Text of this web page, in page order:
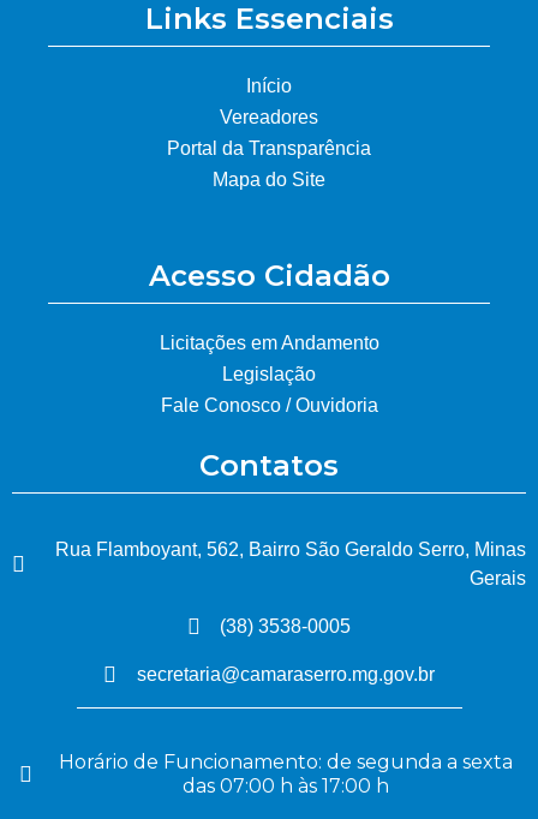
Links Essenciais
Início
Vereadores
Portal da Transparência
Mapa do Site
Acesso Cidadão
Licitações em Andamento
Legislação
Fale Conosco / Ouvidoria
Contatos
Rua Flamboyant, 562, Bairro São Geraldo Serro, Minas
Gerais
(38) 3538-0005
secretaria@camaraserro.mg.gov.br
Horário de Funcionamento: de segunda a sexta
das 07:00 h às 17:00 h